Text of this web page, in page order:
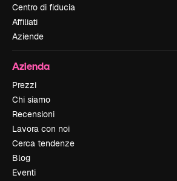
Centro di fiducia
Affiliati
Aziende
Azienda
Prezzi
Chi siamo
Recensioni
Lavora con noi
Cerca tendenze
Blog
Eventi